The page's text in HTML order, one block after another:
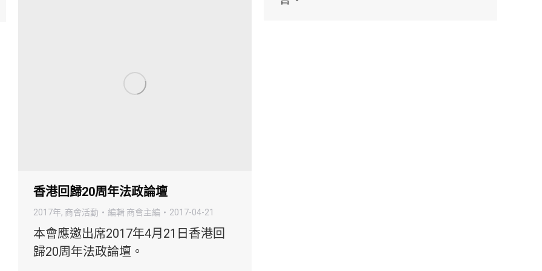
香港回歸20周年法政論壇
2017年, 商會活動 編輯 商會主編 2017-04-21
本會應邀出席2017年4月21日香港回
歸20周年法政論壇。